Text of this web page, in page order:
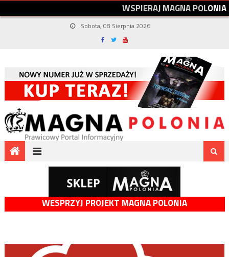
WSPIERAJMAGNAPOLONIA
Sobota, 08 Sierpnia 2026
WESPRZYJ PROJEKT MAGNA POLONIA